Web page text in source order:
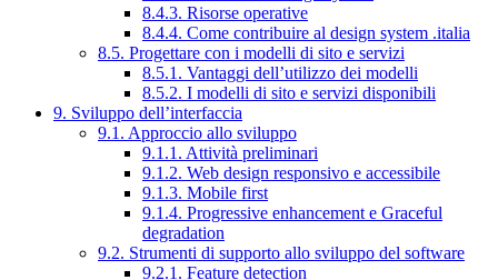
8.4.3. Risorse operative
8.4.4. Come contribuire al design system .italia
8.5. Progettare con i modelli di sito e servizi
8.5.1. Vantaggi dell’utilizzo dei modelli
8.5.2. I modelli di sito e servizi disponibili
9. Sviluppo dell’interfaccia
9.1. Approccio allo sviluppo
9.1.1. Attività preliminari
9.1.2. Web design responsivo e accessibile
9.1.3. Mobile first
9.1.4. Progressive enhancement e Graceful
degradation
9.2. Strumenti di supporto allo sviluppo del software
9.2.1. Feature detection